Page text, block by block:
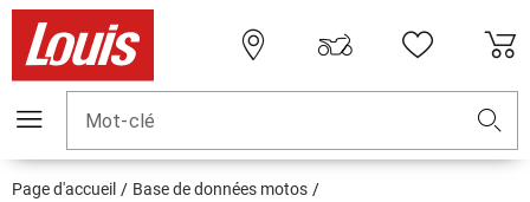
Mot-clé
Page d'accueil
Base de données motos